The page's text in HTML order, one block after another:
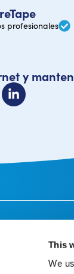
This
We
profesionales
y
en tu